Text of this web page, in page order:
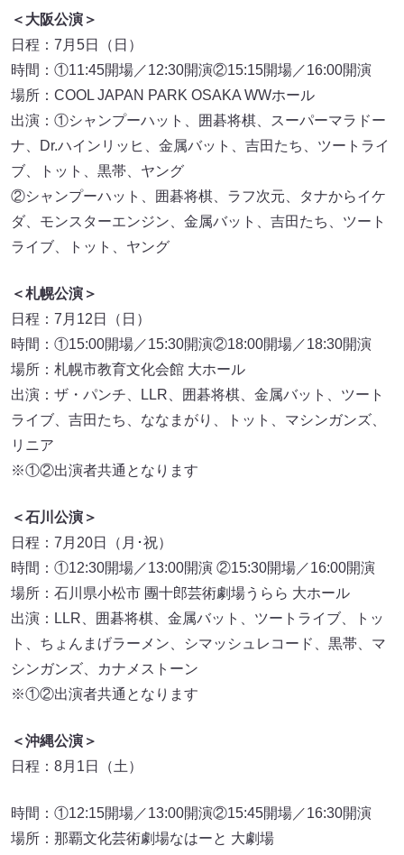
＜大阪公演＞
日程：7月5日（日）
時間：①11:45開場／12:30開演②15:15開場／16:00開演
場所：COOL JAPAN PARK OSAKA WWホール
出演：①シャンプーハット、囲碁将棋、スーパーマラドー
ナ、Dr.ハインリッヒ、金属バット、吉田たち、ツートライ
ブ、トット、黒帯、ヤング
②シャンプーハット、囲碁将棋、ラフ次元、タナからイケ
ダ、モンスターエンジン、金属バット、吉田たち、ツート
ライブ、トット、ヤング
＜札幌公演＞
日程：7月12日（日）
時間：①15:00開場／15:30開演②18:00開場／18:30開演
場所：札幌市教育文化会館 大ホール
出演：ザ・パンチ、LLR、囲碁将棋、金属バット、ツート
ライブ、吉田たち、ななまがり、トット、マシンガンズ、
リニア
※①②出演者共通となります
＜石川公演＞
日程：7月20日（月･祝）
時間：①12:30開場／13:00開演 ②15:30開場／16:00開演
場所：石川県小松市 團十郎芸術劇場うらら 大ホール
出演：LLR、囲碁将棋、金属バット、ツートライブ、トッ
ト、ちょんまげラーメン、シマッシュレコード、黒帯、マ
シンガンズ、カナメストーン
※①②出演者共通となります
＜沖縄公演＞
日程：8月1日（土）
時間：①12:15開場／13:00開演②15:45開場／16:30開演
場所：那覇文化芸術劇場なはーと 大劇場